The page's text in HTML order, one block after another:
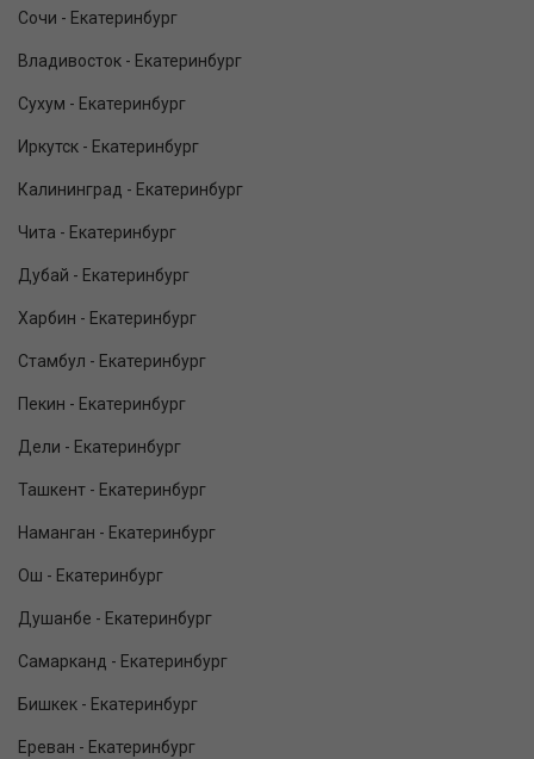
Сочи - Екатеринбург
Владивосток - Екатеринбург
Сухум - Екатеринбург
Иркутск - Екатеринбург
Калининград - Екатеринбург
Чита - Екатеринбург
Дубай - Екатеринбург
Харбин - Екатеринбург
Стамбул - Екатеринбург
Пекин - Екатеринбург
Дели - Екатеринбург
Ташкент - Екатеринбург
Наманган - Екатеринбург
Ош - Екатеринбург
Душанбе - Екатеринбург
Самарканд - Екатеринбург
Бишкек - Екатеринбург
Ереван - Екатеринбург